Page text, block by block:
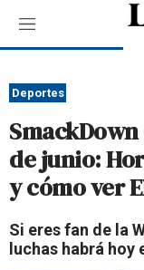
M
e
ú
Deportes
de junio:
y cómo ver
Si eres fan de la
luchas habrá hoy